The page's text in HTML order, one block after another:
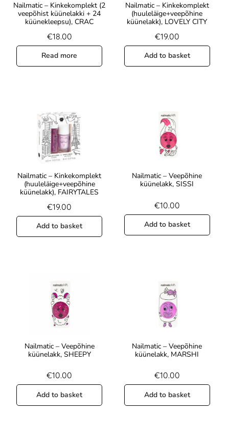
Nailmatic – Kinkekomplekt (2
veepõhist küünelakki + 24
küünekleepsu), CRAC
€18.00
Read more
Nailmatic – Kinkekomplekt
(huuleläige+veepõhine
küünelakk), LOVELY CITY
€19.00
Add to basket
Nailmatic – Kinkekomplekt
(huuleläige+veepõhine
küünelakk), FAIRYTALES
€19.00
Add to basket
Nailmatic – Veepõhine
küünelakk, SISSI
€10.00
Add to basket
Nailmatic – Veepõhine
küünelakk, SHEEPY
€10.00
Add to basket
Nailmatic – Veepõhine
küünelakk, MARSHI
€10.00
Add to basket